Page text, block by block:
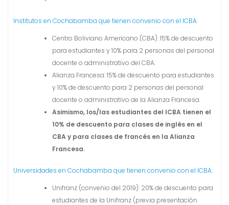
Institutos en Cochabamba que tienen convenio con el ICBA:
Centro Boliviano Americano (CBA): 15% de descuento
para estudiantes y 10% para 2 personas del personal
docente o administrativo del CBA.
Alianza Francesa: 15% de descuento para estudiantes
y 10% de descuento para 2 personas del personal
docente o administrativo de la Alianza Francesa.
Asimismo, los/las estudiantes del ICBA tienen el
10% de descuento para clases de inglés en el
CBA y para clases de francés en la Alianza
Francesa.
Universidades en Cochabamba que tienen convenio con el ICBA:
Unifranz (convenio del 2019): 20% de descuento para
estudiantes de la Unifranz (previa presentación